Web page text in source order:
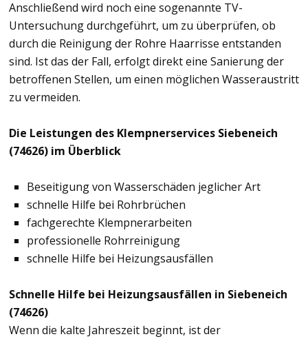
Anschließend wird noch eine sogenannte TV-
Untersuchung durchgeführt, um zu überprüfen, ob
durch die Reinigung der Rohre Haarrisse entstanden
sind. Ist das der Fall, erfolgt direkt eine Sanierung der
betroffenen Stellen, um einen möglichen Wasseraustritt
zu vermeiden.
Die Leistungen des Klempnerservices Siebeneich
(74626) im Überblick
Beseitigung von Wasserschäden jeglicher Art
schnelle Hilfe bei Rohrbrüchen
fachgerechte Klempnerarbeiten
professionelle Rohrreinigung
schnelle Hilfe bei Heizungsausfällen
Schnelle Hilfe bei Heizungsausfällen in Siebeneich
(74626)
Wenn die kalte Jahreszeit beginnt, ist der